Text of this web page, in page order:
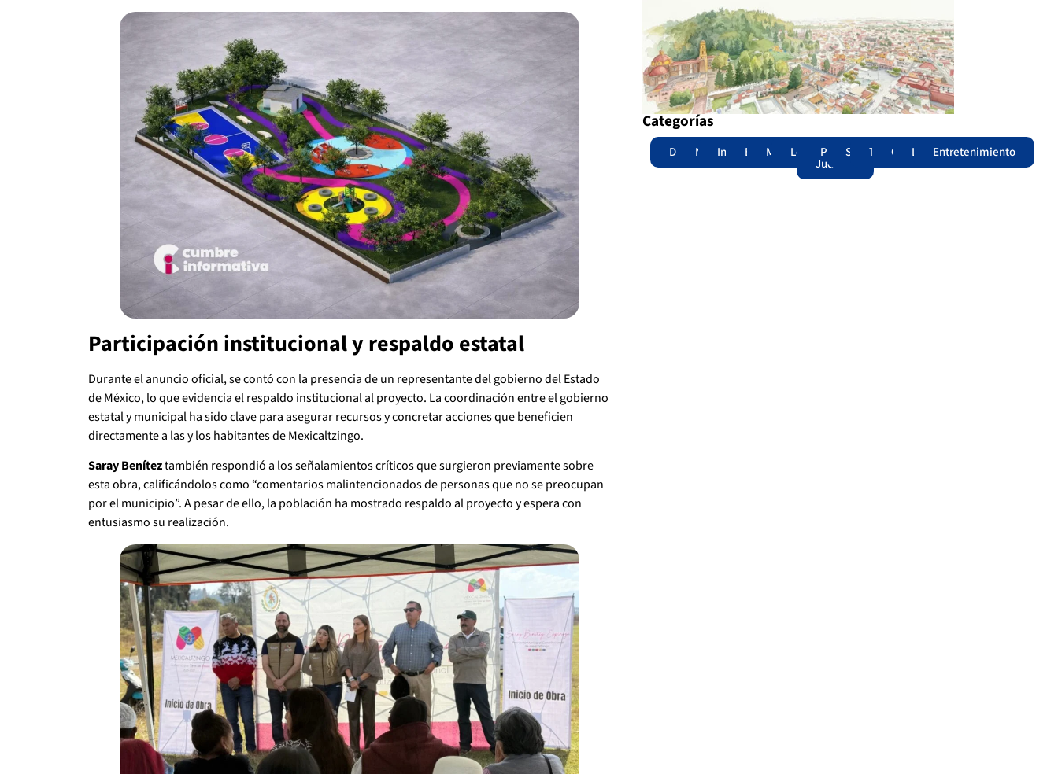
Participación institucional y respaldo estatal
Durante el anuncio oficial, se contó con la presencia de un representante del gobierno del Estado
de México, lo que evidencia el respaldo institucional al proyecto. La coordinación entre el gobierno
estatal y municipal ha sido clave para asegurar recursos y concretar acciones que beneficien
directamente a las y los habitantes de Mexicaltzingo.
Saray Beníteztambién respondió a los señalamientos críticos que surgieron previamente sobre
esta obra, calificándolos como “comentarios malintencionados de personas que no se preocupan
por el municipio”. A pesar de ello, la población ha mostrado respaldo al proyecto y espera con
entusiasmo su realización.
Categorías
Destacadas
NacionalInternacional
EdomexMunicipiosLegislatura
Poder
Judicial
SeguridadTrámites
OpiniónLomitosEntretenimiento